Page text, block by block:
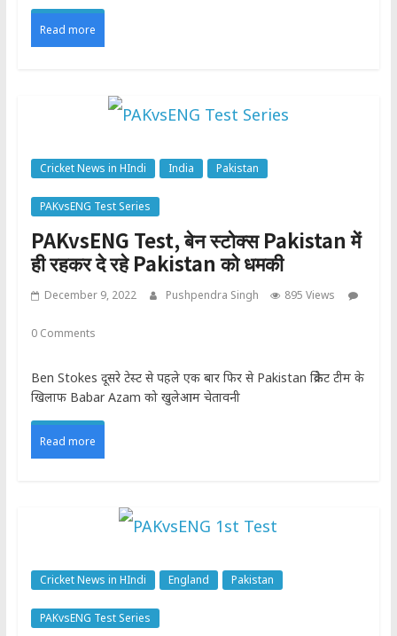
Read more
Cricket News in HIndi India Pakistan
PAKvsENG Test Series
PAKvsENG Test, बेन स्टोक्स Pakistan में
ही रहकर दे रहे Pakistan को धमकी
December 9, 2022 Pushpendra Singh 895 Views
0 Comments
Ben Stokes दूसरे टेस्ट से पहले एक बार फिर से Pakistan क्रिकेट टीम के
खिलाफ Babar Azam को खुलेआम चेतावनी
Read more
Cricket News in HIndi England Pakistan
PAKvsENG Test Series